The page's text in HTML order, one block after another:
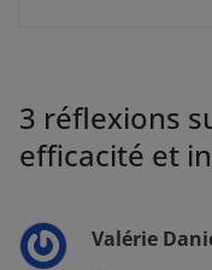
3 réflexions
efficacité et
Valérie